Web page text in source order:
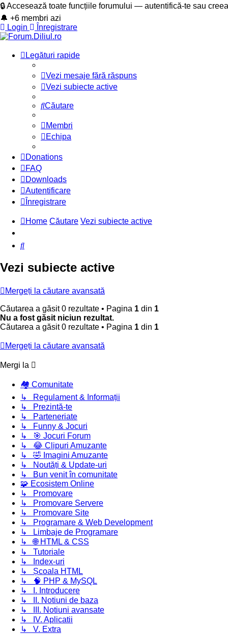
🔒 Accesează toate funcțiile forumului — autentifică-te sau
🔔 +6 membri azi
Login
Înregistrare
Legături rapide
Vezi mesaje fără răspuns
Vezi subiecte active
Căutare
Membri
Echipa
Donations
FAQ
Downloads
Autentificare
Înregistrare
Home Căutare Vezi subiecte active
Căutare
Vezi subiecte active
Mergeți la căutare avansată
Căutarea a găsit 0 rezultate • Pagina 1 din 1
Nu a fost găsit niciun rezultat.
Căutarea a găsit 0 rezultate • Pagina 1 din 1
Mergeți la căutare avansată
Mergi la
🏘️ Comunitate
↳ Regulament & Informații
↳ Prezintă-te
↳ Parteneriate
↳ Funny & Jocuri
↳ 🎯 Jocuri Forum
↳ 😂 Clipuri Amuzante
↳ 🤣 Imagini Amuzante
↳ Noutăți & Update-uri
↳ Bun venit în comunitate
🧩 Ecosistem Online
↳ Promovare
↳ Promovare Servere
↳ Promovare Site
↳ Programare & Web Development
↳ Limbaje de Programare
↳ 🌐 HTML & CSS
↳ Tutoriale
↳ Index-uri
↳ Școala HTML
↳ 🧠 PHP & MySQL
↳ I. Introducere
↳ II. Notiuni de baza
↳ III. Notiuni avansate
↳ IV. Aplicatii
↳ V. Extra